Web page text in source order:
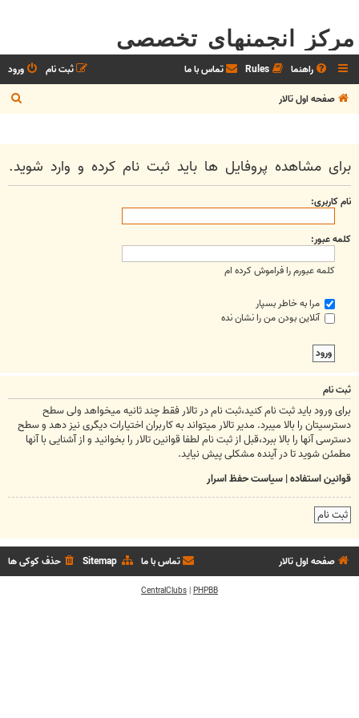
مرکز انجمنهای تخصصی
راهنما Rules تماس با ما ورود
ثبت نام
صفحه اول تالار
س
و
برای مشاهده پروفایل ها باید ثبت نام کرده و وارد شوید.
نام کاربری:
کلمه عبور:
کلمه عبورم را فراموش کرده ام
مرا به خاطر بسپار
آنلاین بودن من را نشان نده
ثبت نام
برای ورود باید ثبت نام کنید،ثبت نام در تالار فقط چند ثانیه میخواهد ولی سطح
دسترسیتان را بالا میبرد. مدیر تالار میتواند به کاربران اختیارات دیگری نیز دهد و سطح
دسترسی آنها را بالا ببرد،قبل از ثبت نام لطفا قوانین تالار را بخوانید و از آشنایی با آنها
مطمئن شوید تا در آینده مشکلی پیش نیاید.
قوانین استفاده|سیاست حفظ اسرار
ثبت نام
صفحه اول تالار حذف کوکی ها Sitemap تماس با ما
PHPBB
|
CentralClubs